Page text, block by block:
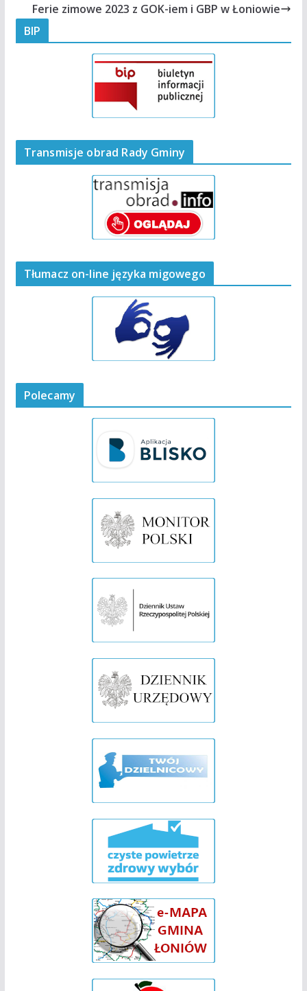
Ferie zimowe 2023 z GOK-iem i GBP w Łoniowie
BIP
Transmisje obrad Rady Gminy
Tłumacz on-line języka migowego
Polecamy